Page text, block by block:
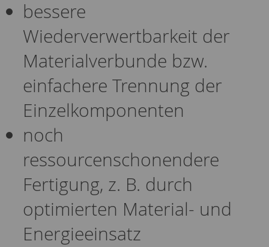
bessere
Wiederverwertbarkeit der
Materialverbunde bzw.
einfachere Trennung der
Einzelkomponenten
noch
ressourcenschonendere
Fertigung, z. B. durch
optimierten Material- und
Energieeinsatz